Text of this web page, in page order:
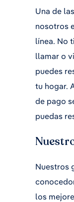
Una de
nosotros
línea. No
llamar o
puedes
tu hogar.
de pago
puedas
Nuestros
los